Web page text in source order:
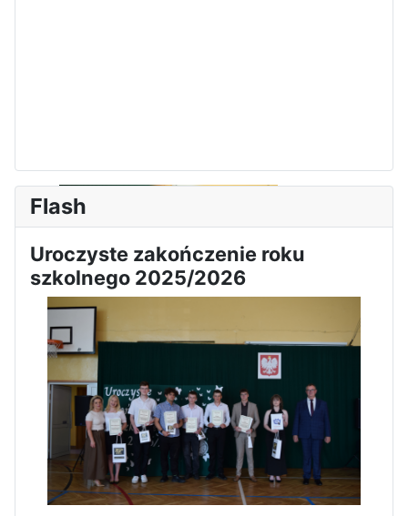
Apel z okazji 235-tej rocznicy
uchwalenia Konstytucji 3 Maja
Flash
Uroczyste zakończenie roku
szkolnego 2025/2026